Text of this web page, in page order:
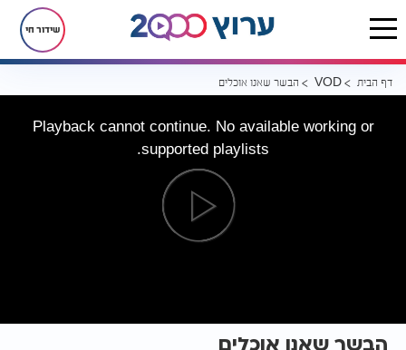
שידור חי
דף הבית VOD הבשר שאנו אוכלים
Playback cannot continue. No available working or
supported playlists.
הבשר שאנו אוכלים